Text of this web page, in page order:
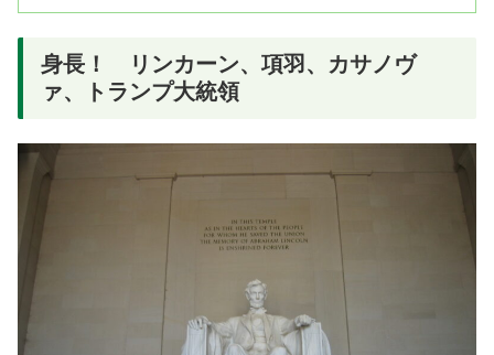
身長！ リンカーン、項羽、カサノヴ
ァ、トランプ大統領